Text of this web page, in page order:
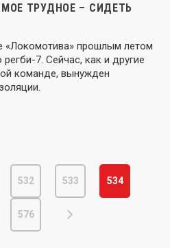
ТРУДНОЕ – СИДЕТЬ
«Локомотива» прошлым летом
7. Сейчас, как и другие
команде, вынужден
532 533 534
576